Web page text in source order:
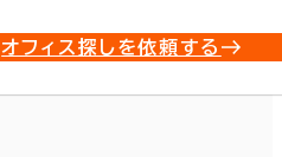
オフィス探しを依頼する